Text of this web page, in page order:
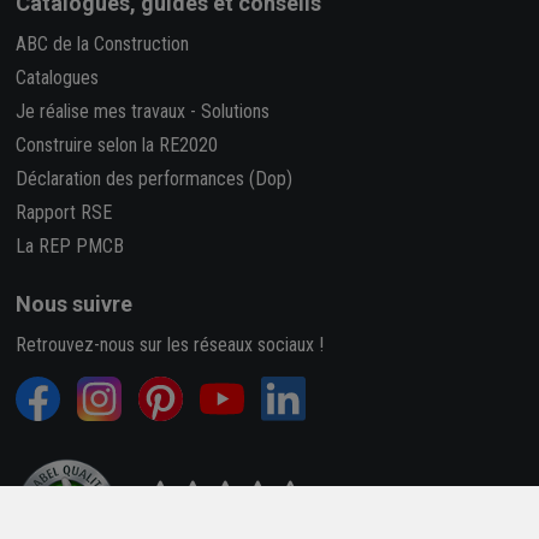
ABC de la Construction
Catalogues
Je réalise mes travaux - Solutions
Construire selon la RE2020
Déclaration des performances (Dop)
Rapport RSE
La REP PMCB
Nous suivre
Retrouvez-nous sur les réseaux sociaux !